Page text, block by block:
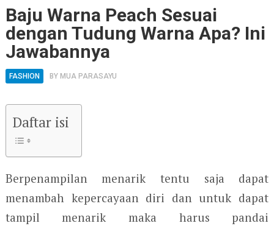
Baju Warna Peach Sesuai
dengan Tudung Warna Apa? Ini
Jawabannya
FASHION BY MUA PARASAYU
Daftar isi
Berpenampilan menarik tentu saja dapat
menambah kepercayaan diri dan untuk dapat
tampil menarik maka harus pandai